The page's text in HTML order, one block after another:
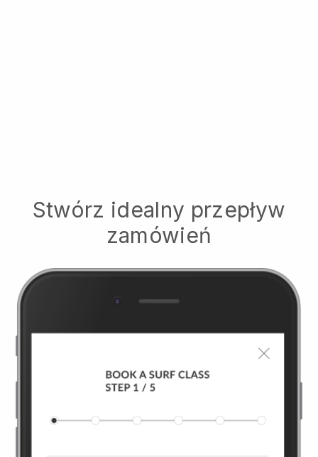
Stwórz idealny przepływ
zamówień